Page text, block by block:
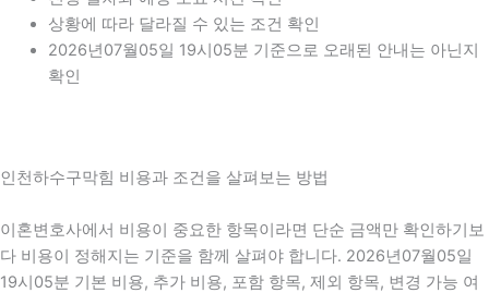
상황에 따라 달라질 수 있는 조건 확인
2026년07월05일 19시05분 기준으로 오래된 안내는 아닌지
확인
인천하수구막힘 비용과 조건을 살펴보는 방법
이혼변호사에서 비용이 중요한 항목이라면 단순 금액만 확인하기보
다 비용이 정해지는 기준을 함께 살펴야 합니다. 2026년07월05일
19시05분 기본 비용, 추가 비용, 포함 항목, 제외 항목, 변경 가능 여